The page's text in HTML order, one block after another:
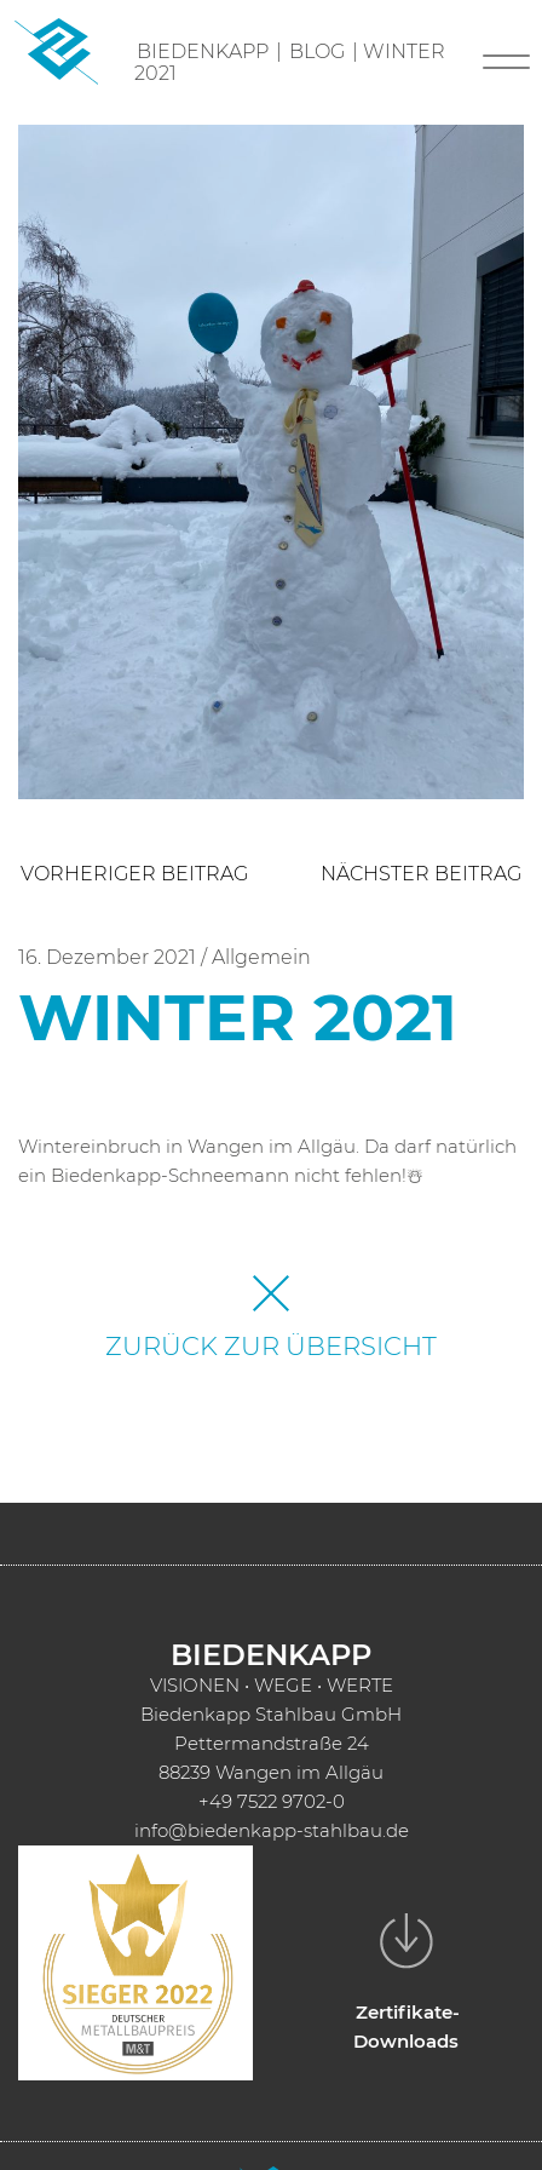
Skip
content
BIEDENKAPP BLOG
WINTER
2021
Beitragsnavigation
VORHERIGER BEITRAG NÄCHSTER BEITRAG
16. Dezember 2021 / Allgemein
WINTER 2021
Wintereinbruch in Wangen im Allgäu. Da darf natürlich
ein Biedenkapp-Schneemann nicht fehlen!☃️
ZURÜCK ZUR ÜBERSICHT
BIEDENKAPP
VISIONEN • WEGE • WERTE
Biedenkapp Stahlbau GmbH
Pettermandstraße 24
88239 Wangen im Allgäu
+49 7522 9702-0
info@biedenkapp-stahlbau.de
Zertifikate-
Downloads